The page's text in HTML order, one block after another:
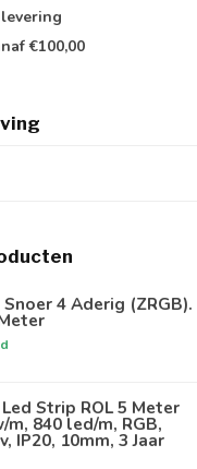
levering
€100,00
4 Aderig (ZRGB).
Strip ROL 5 Meter
m, 840 led/m, RGB,
IP20, 10mm, 3 Jaar